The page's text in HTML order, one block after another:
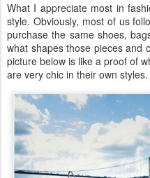
What I appreciate most in
style. Obviously, most of us
purchase the same shoes,
what shapes those pieces and
picture below is like a proof of
are very chic in their own styles.